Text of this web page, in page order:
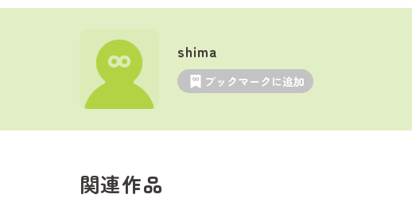
shima
ブックマークに追加
関連作品